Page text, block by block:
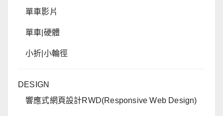
單車影片
單車|硬體
小折|小輪徑
DESIGN
響應式網頁設計RWD(Responsive Web Design)